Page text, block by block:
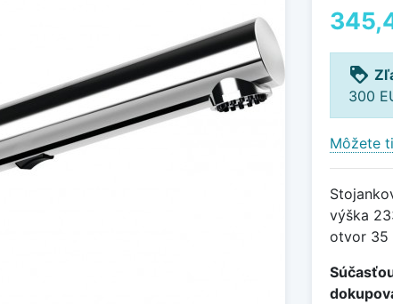
loyalty
300
Môžete
výška
otvor 35